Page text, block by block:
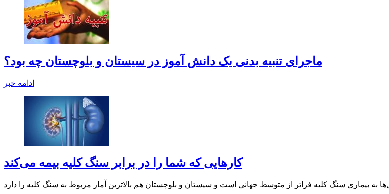
ماجرای تنبیه بدنی یک دانش آموز در سیستان و بلوچستان چه بود؟
ادامه خبر
کارهایی که شما را در برابر سنگ کلیه بیمه می‌کند